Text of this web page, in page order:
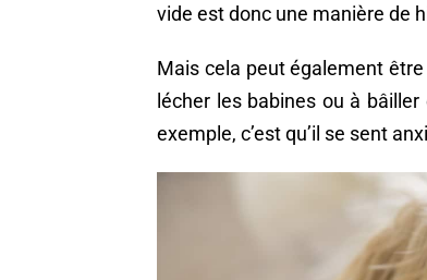
vide est donc une manière de
Mais cela peut également être
lécher les babines ou à
exemple, c’est qu’il se sent